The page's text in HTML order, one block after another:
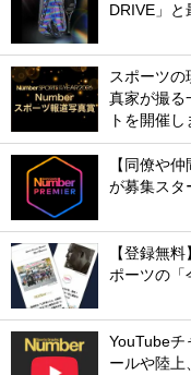
DRIVE」
スポーツ
真家が撮る
トを開催し
【同僚や
が募集スタ
【登録無
ポーツの「
YouTubeチ
ールや陸上